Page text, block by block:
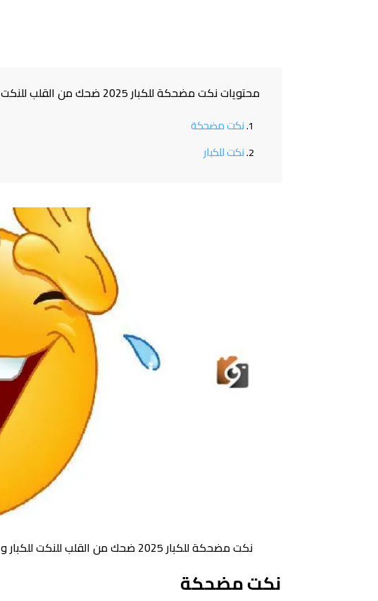
محتويات نكت مضحكة للكبار 2025 ضحك من القلب للنكت للكبار والشباب
نكت مضحكة
نكت للكبار
نكت مضحكة للكبار 2025 ضحك من القلب للنكت للكبار والشباب
نكت مضحكة